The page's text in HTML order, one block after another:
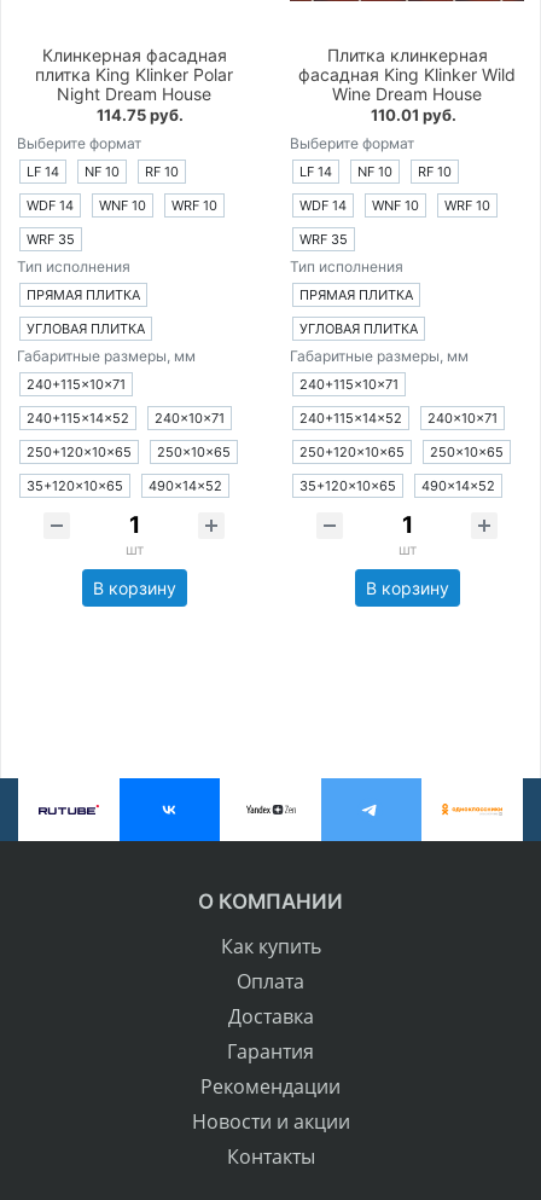
Клинкерная фасадная
плитка King Klinker Polar
Night Dream House
114.75 руб.
Выберите формат
LF 14 NF 10
RF 10
WDF 14
WNF 10
WRF 10
WRF 35
Тип исполнения
ПРЯМАЯ ПЛИТКА
УГЛОВАЯ ПЛИТКА
Габаритные размеры, мм
240+115×10×71
240+115×14×52
240×10×71
250+120×10×65
250×10×65
35+120×10×65
490×14×52
шт
В корзину
Плитка клинкерная
фасадная King Klinker Wild
Wine Dream House
110.01 руб.
Выберите формат
LF 14 NF 10
RF 10
WDF 14
WNF 10
WRF 10
WRF 35
Тип исполнения
ПРЯМАЯ ПЛИТКА
УГЛОВАЯ ПЛИТКА
Габаритные размеры, мм
240+115×10×71
240+115×14×52
240×10×71
250+120×10×65
250×10×65
35+120×10×65
490×14×52
шт
В корзину
О КОМПАНИИ
Как купить
Оплата
Доставка
Гарантия
Рекомендации
Новости и акции
Контакты